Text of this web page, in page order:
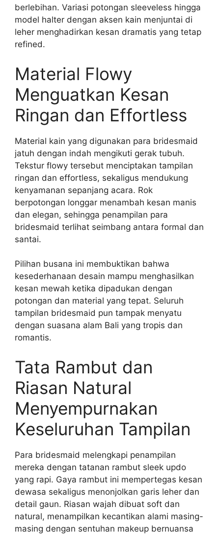
berlebihan. Variasi potongan sleeveless hingga
model halter dengan aksen kain menjuntai di
leher menghadirkan kesan dramatis yang tetap
refined.
Material Flowy
Menguatkan Kesan
Ringan dan Effortless
Material kain yang digunakan para bridesmaid
jatuh dengan indah mengikuti gerak tubuh.
Tekstur flowy tersebut menciptakan tampilan
ringan dan effortless, sekaligus mendukung
kenyamanan sepanjang acara. Rok
berpotongan longgar menambah kesan manis
dan elegan, sehingga penampilan para
bridesmaid terlihat seimbang antara formal dan
santai.
Pilihan busana ini membuktikan bahwa
kesederhanaan desain mampu menghasilkan
kesan mewah ketika dipadukan dengan
potongan dan material yang tepat. Seluruh
tampilan bridesmaid pun tampak menyatu
dengan suasana alam Bali yang tropis dan
romantis.
Tata Rambut dan
Riasan Natural
Menyempurnakan
Keseluruhan Tampilan
Para bridesmaid melengkapi penampilan
mereka dengan tatanan rambut sleek updo
yang rapi. Gaya rambut ini mempertegas kesan
dewasa sekaligus menonjolkan garis leher dan
detail gaun. Riasan wajah dibuat soft dan
natural, menampilkan kecantikan alami masing-
masing dengan sentuhan makeup bernuansa